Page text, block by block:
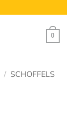
0
/ SCHOFFELS